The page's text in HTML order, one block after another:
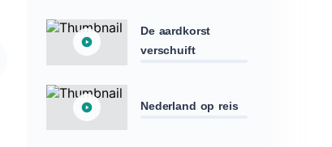
De aardkorst
verschuift
Nederland op reis